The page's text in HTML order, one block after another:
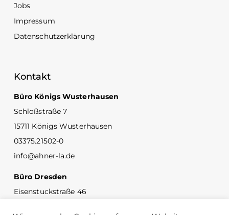
Jobs
Impressum
Datenschutzerklärung
Kontakt
Büro Königs Wusterhausen
Schloßstraße 7
15711 Königs Wusterhausen
03375.21502-0
info@ahner-la.de
Büro Dresden
Eisenstuckstraße 46